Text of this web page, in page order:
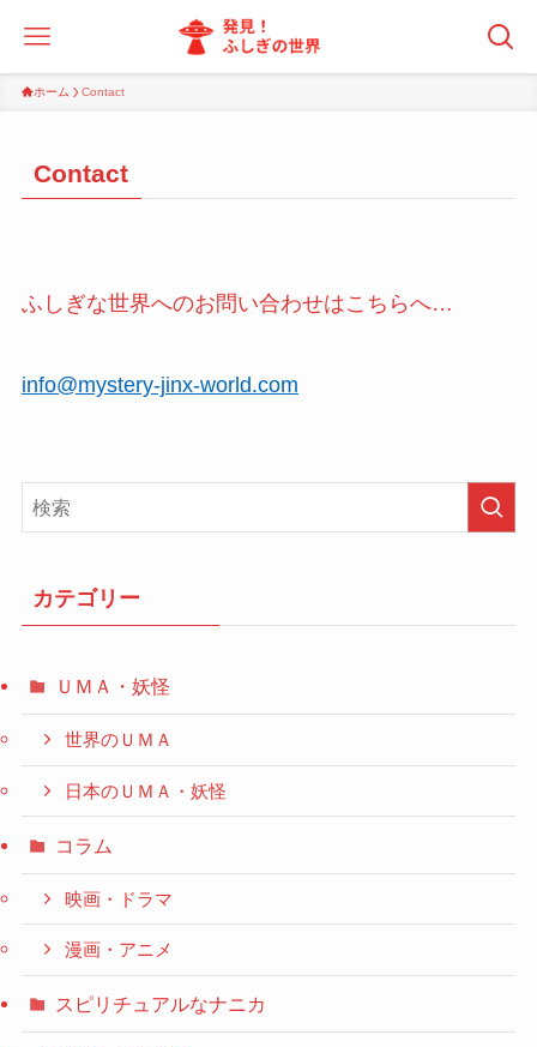
ホーム Contact
Contact
ふしぎな世界へのお問い合わせはこちらへ…
info@mystery-jinx-world.com
カテゴリー
ＵＭＡ・妖怪
世界のＵＭＡ
日本のＵＭＡ・妖怪
コラム
映画・ドラマ
漫画・アニメ
スピリチュアルなナニカ